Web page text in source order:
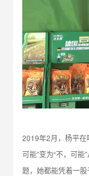
2019年2月，杨平在
可能”变为“不，可
题，她都能凭着一股